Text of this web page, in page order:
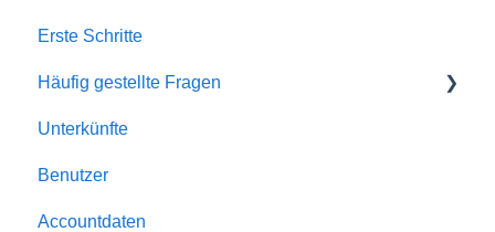
Erste Schritte
Häufig gestellte Fragen
Account
Allgemein
Buchungen
Unterkünfte
Benutzer
Accountdaten